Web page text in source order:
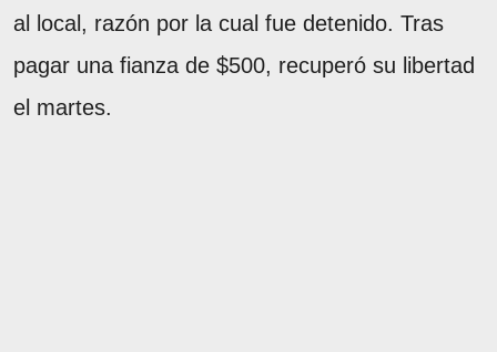
al local, razón por la cual fue detenido. Tras
pagar una fianza de $500, recuperó su libertad
el martes.